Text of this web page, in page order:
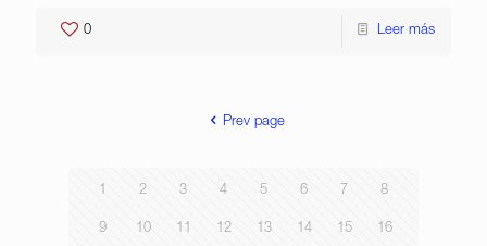
0 Leer más
Prev page
1 2 3 4 5 6 7 8
9 10 11 12 13 14 15 16